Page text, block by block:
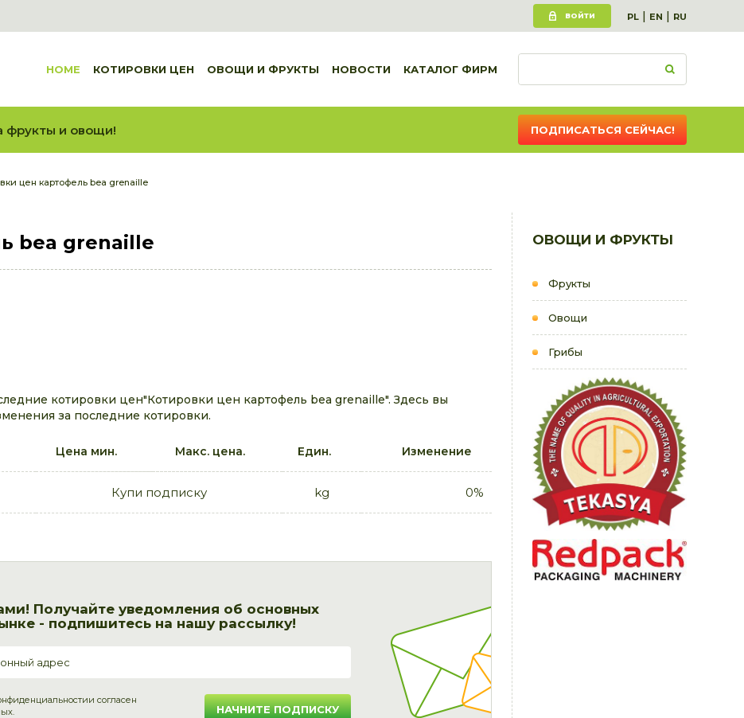
ВОЙТИ PL | EN | RU
HOME КОТИРОВКИ ЦЕН ОВОЩИ И ФРУКТЫ НОВОСТИ КАТАЛОГ ФИРМ
фрукты и овощи! ПОДПИСАТЬСЯ СЕЙЧАС!
цен картофель bea grenaille
ОВОЩИ И ФРУКТЫ
Фрукты
Овощи
Грибы
bea grenaille
котировки цен"Котировки цен картофель bea grenaille". Здесь вы
за последние котировки.
Цена мин. Макс. цена. Един. Изменение
Купи подписку kg 0%
Получайте уведомления об основных
- подпишитесь на нашу рассылку!
и согласен
НАЧНИТЕ ПОДПИСКУ